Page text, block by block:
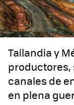
Tailandia y
productores,
canales de
en plena